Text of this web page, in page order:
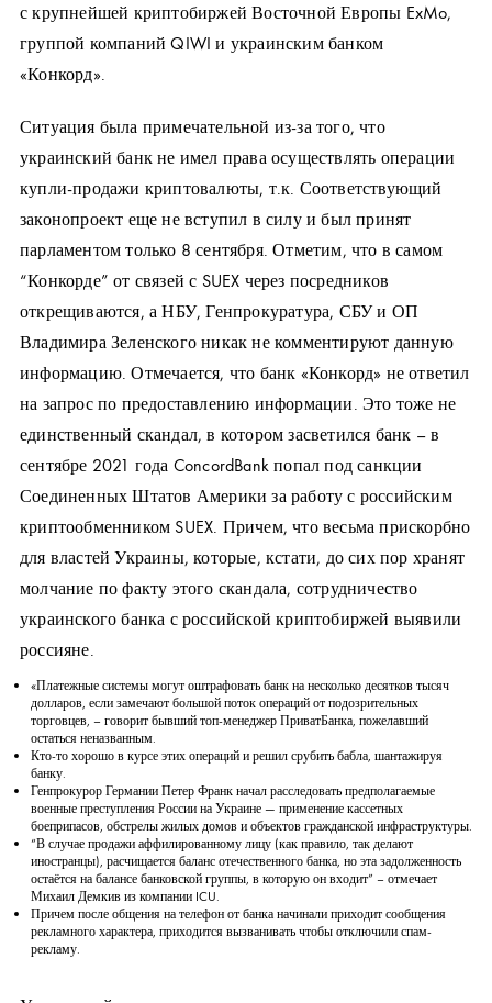
с крупнейшей криптобиржей Восточной Европы ExMo,
группой компаний QIWI и украинским банком
«Конкорд».
Ситуация была примечательной из-за того, что
украинский банк не имел права осуществлять операции
купли-продажи криптовалюты, т.к. Соответствующий
законопроект еще не вступил в силу и был принят
парламентом только 8 сентября. Отметим, что в самом
“Конкорде” от связей с SUEX через посредников
открещиваются, а НБУ, Генпрокуратура, СБУ и ОП
Владимира Зеленского никак не комментируют данную
информацию. Отмечается, что банк «Конкорд» не ответил
на запрос по предоставлению информации. Это тоже не
единственный скандал, в котором засветился банк – в
сентябре 2021 года ConcordBank попал под санкции
Соединенных Штатов Америки за работу с российским
криптообменником SUEX. Причем, что весьма прискорбно
для властей Украины, которые, кстати, до сих пор хранят
молчание по факту этого скандала, сотрудничество
украинского банка с российской криптобиржей выявили
россияне.
«Платежные системы могут оштрафовать банк на несколько десятков тысяч
долларов, если замечают большой поток операций от подозрительных
торговцев, – говорит бывший топ-менеджер ПриватБанка, пожелавший
остаться неназванным.
Кто-то хорошо в курсе этих операций и решил срубить бабла, шантажируя
банку.
Генпрокурор Германии Петер Франк начал расследовать предполагаемые
военные преступления России на Украине — применение кассетных
боеприпасов, обстрелы жилых домов и объектов гражданской инфраструктуры.
“В случае продажи аффилированному лицу (как правило, так делают
иностранцы), расчищается баланс отечественного банка, но эта задолженность
остаётся на балансе банковской группы, в которую он входит” – отмечает
Михаил Демкив из компании ICU.
Причем после общения на телефон от банка начинали приходит сообщения
рекламного характера, приходится вызванивать чтобы отключили спам-
рекламу.